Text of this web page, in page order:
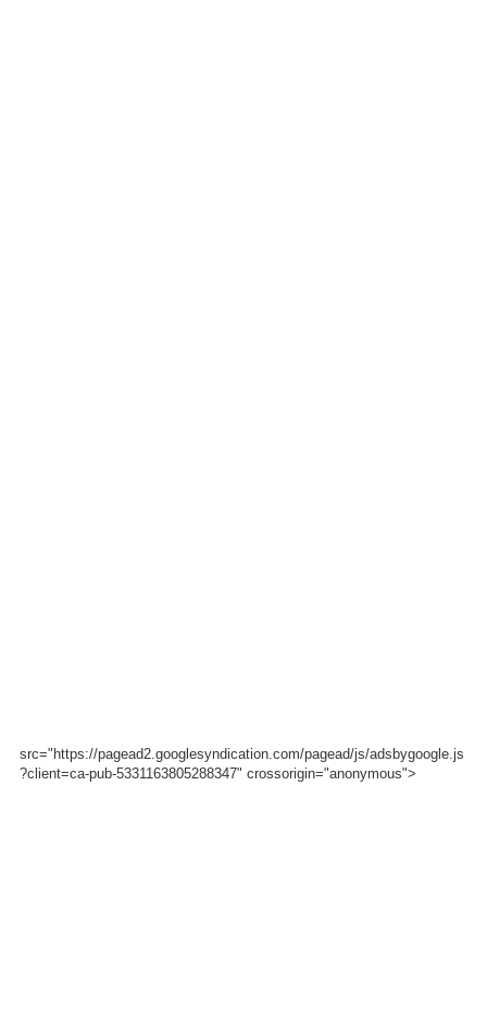
src="https://pagead2.googlesyndication.com/pagead/js/adsbygoogle.js
?client=ca-pub-5331163805288347" crossorigin="anonymous">